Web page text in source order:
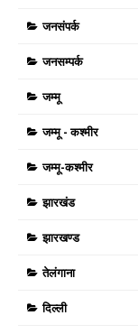
जनसंपर्क
जनसम्पर्क
जम्मू
जम्मू - कश्मीर
जम्मू-कश्मीर
झारखंड
झारखण्ड
तेलंगाना
दिल्ली